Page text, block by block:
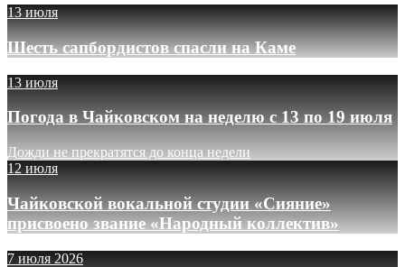
13 июля
Шесть сапбордистов спасли на Каме
13 июля
Погода в Чайковском на неделю с 13 по 19 июля
Дожди не прекратятся до конца недели
12 июля
Чайковской вокальной студии «Сияние»
присвоено звание «Народный коллектив»
7 июля 2026